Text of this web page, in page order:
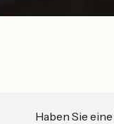
Haben Sie